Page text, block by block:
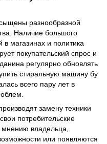
разнообразной
Наличие большого
магазинах и политика
покупательский спрос и
регулярно обновлять
стиральную машину бу
всего пару лет в
замену техники
потребительские
мнению владельца,
или появляются